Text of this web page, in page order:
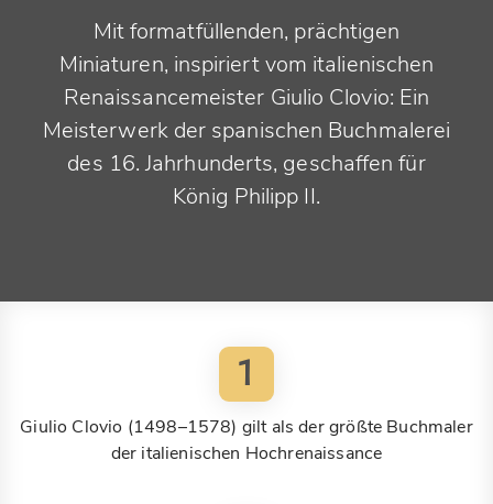
Mit formatfüllenden, prächtigen
Miniaturen, inspiriert vom italienischen
Renaissancemeister Giulio Clovio: Ein
Meisterwerk der spanischen Buchmalerei
des 16. Jahrhunderts, geschaffen für
König Philipp II.
1
Giulio Clovio (1498–1578) gilt als der größte Buchmaler
der italienischen Hochrenaissance